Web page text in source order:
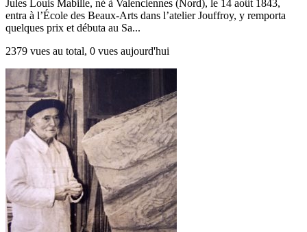
Jules Louis Mabille, né à Valenciennes (Nord), le 14 août 1843,
entra à l’École des Beaux-Arts dans l’atelier Jouffroy, y remporta
quelques prix et débuta au Sa...
2379 vues au total, 0 vues aujourd'hui